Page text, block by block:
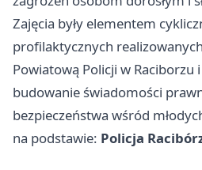
Zajęcia były elementem
profilaktycznych
Powiatową Policji w Raciborzu
budowanie świadomości
bezpieczeństwa wśród
na podstawie: Policja